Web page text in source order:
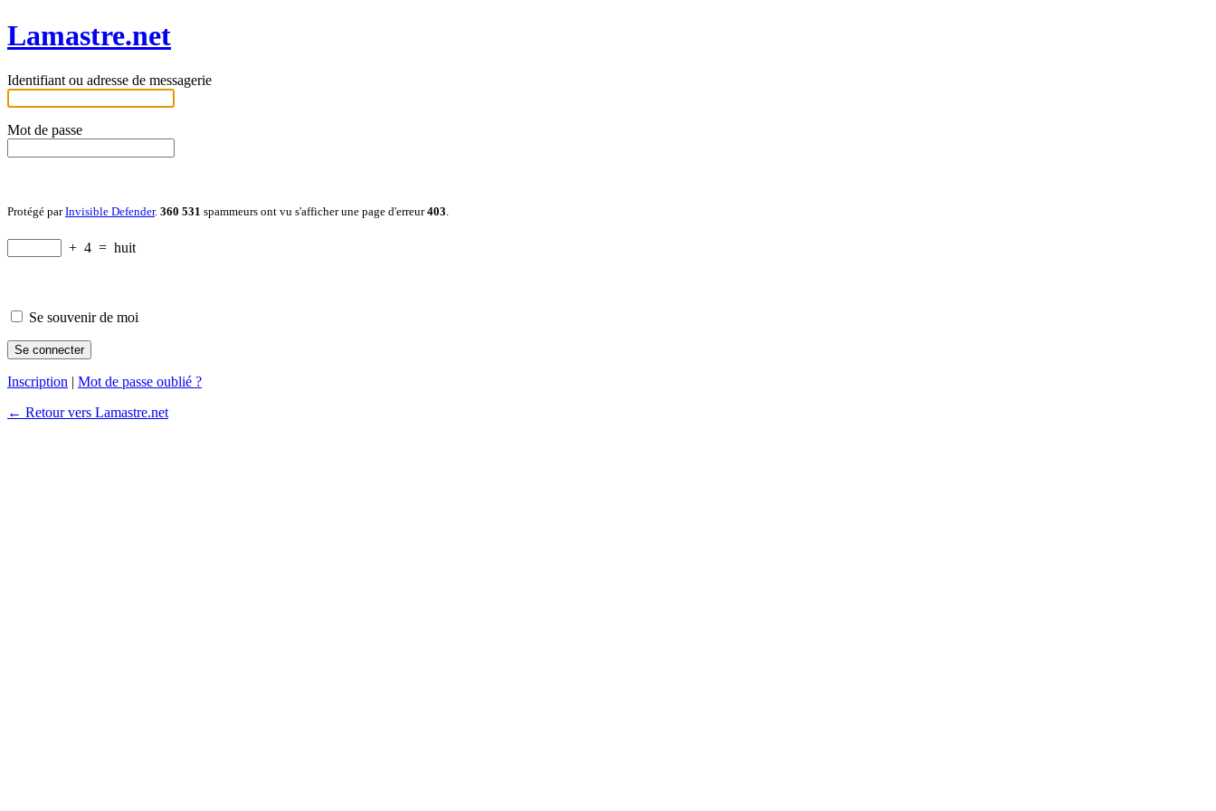
Lamastre.net
Identifiant ou adresse de messagerie
Mot de passe
Protégé parInvisible Defender. 360 531 spammeurs ont vu s'afficher une page d'erreur403
+ 4 = huit
Se souvenir de moi
Inscription | Mot de passe oublié ?
← Retour vers Lamastre.net